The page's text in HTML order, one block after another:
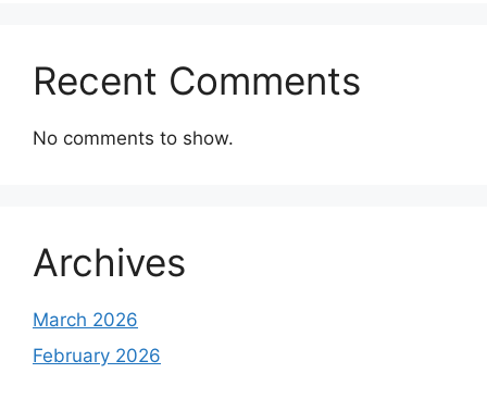
Recent Comments
No comments to show.
Archives
March 2026
February 2026